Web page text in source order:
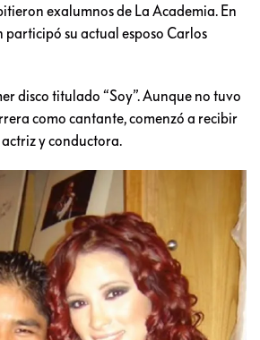
exalumnos de La Academia. En
participó su actual esposo Carlos
disco titulado “Soy”. Aunque no tuvo
como cantante, comenzó a recibir
y conductora.